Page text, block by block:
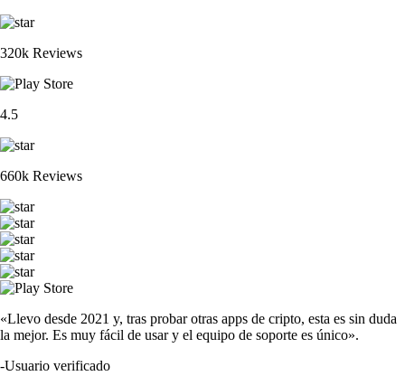
320k Reviews
4.5
660k Reviews
«Llevo desde 2021 y, tras probar otras apps de cripto, esta es sin duda
la mejor. Es muy fácil de usar y el equipo de soporte es único».
-Usuario verificado